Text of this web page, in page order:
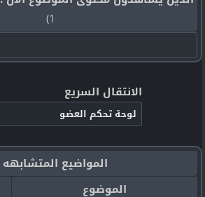
1)
الانتقال السريع
المواضيع المتشابهه
الموضوع